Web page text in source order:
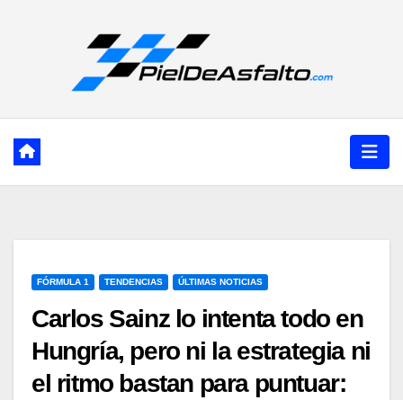
FÓRMULA 1 TENDENCIAS ÚLTIMAS NOTICIAS
Carlos Sainz lo intenta todo en
Hungría, pero ni la estrategia ni
el ritmo bastan para puntuar: